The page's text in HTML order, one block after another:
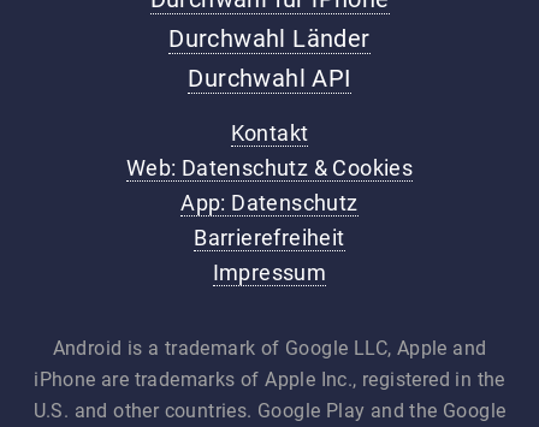
Durchwahl Länder
Durchwahl API
Kontakt
Web: Datenschutz & Cookies
App: Datenschutz
Barrierefreiheit
Impressum
Android is a trademark of Google LLC, Apple and
iPhone are trademarks of Apple Inc., registered in the
U.S. and other countries. Google Play and the Google